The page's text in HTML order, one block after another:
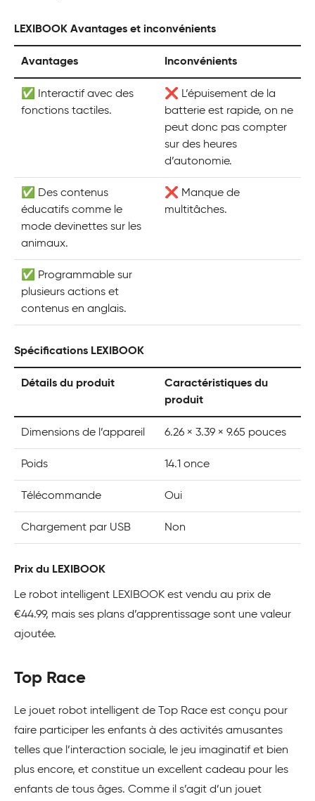
LEXIBOOK Avantages et inconvénients
Avantages Inconvénients
✅ Interactif avec des
fonctions tactiles.
❌ L’épuisement de la
batterie est rapide, on ne
peut donc pas compter
sur des heures
d’autonomie.
✅ Des contenus
éducatifs comme le
mode devinettes sur les
animaux.
❌ Manque de
multitâches.
✅ Programmable sur
plusieurs actions et
contenus en anglais.
Spécifications LEXIBOOK
Détails du produit
Caractéristiques du
produit
Dimensions de l’appareil 6.26 × 3.39 × 9.65 pouces
Poids 14.1 once
Télécommande Oui
Chargement par USB Non
Prix du LEXIBOOK
Le robot intelligent LEXIBOOK est vendu au prix de
€44.99, mais ses plans d’apprentissage sont une valeur
ajoutée.
Top Race
Le jouet robot intelligent de Top Race est conçu pour
faire participer les enfants à des activités amusantes
telles que l’interaction sociale, le jeu imaginatif et bien
plus encore, et constitue un excellent cadeau pour les
enfants de tous âges. Comme il s’agit d’un jouet